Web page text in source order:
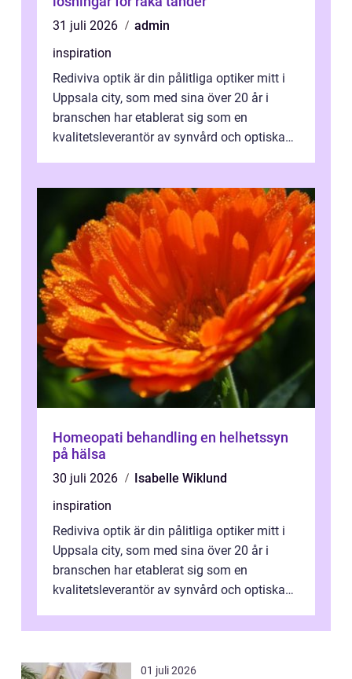
31 juli 2026
admin
inspiration
Rediviva optik är din pålitliga optiker mitt i
Uppsala city, som med sina över 20 år i
branschen har etablerat sig som en
kvalitetsleverantör av synvård och optiska
Homeopati behandling en helhetssyn
på hälsa
30 juli 2026
Isabelle Wiklund
inspiration
Rediviva optik är din pålitliga optiker mitt i
Uppsala city, som med sina över 20 år i
branschen har etablerat sig som en
kvalitetsleverantör av synvård och optiska
01 juli 2026